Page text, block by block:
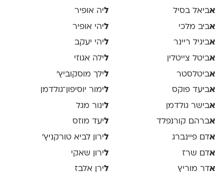
אביאל בסיל
אביב מלכי
אביגיל ריינר
אביטל צייטלין
אביטלסטר
אביעד פוקס
אבישר גולדמן
אברהם קורנפלד
אדם פיינברג
אדם שרז
אדר מוריץ
ליה אופיר
ליהי אופיר
ליהי יעקב
לילה אגוזי
לילך מוסקוביץ'
לימור יוסיפון־גולדמן
לינור מגל
ליעד מוזס
לירון לביא טורקניץ׳
לירון שאקי
לירן אלבז